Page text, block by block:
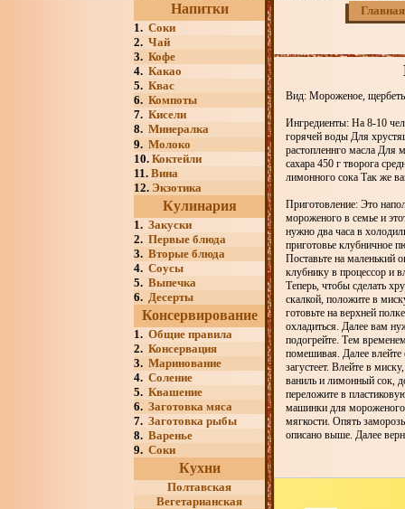
Напитки
1. Соки
2. Чай
3. Кофе
4. Какао
5. Квас
6. Компоты
7. Кисели
8. Минералка
9. Молоко
10. Коктейли
11. Вина
12. Экзотика
Кулинария
1. Закуски
2. Первые блюда
3. Вторые блюда
4. Соусы
5. Выпечка
6. Десерты
Консервирование
1. Общие правила
2. Консервация
3. Маринование
4. Соление
5. Квашение
6. Заготовка мяса
7. Заготовка рыбы
8. Варенье
9. Соки
Кухни
Полтавская
Вегетарианская
Главная
Вид: Мороженое,
Ингредиенты: На 8-10
горячей воды Для
растопленнго масла Для
сахара 450 г творога
лимонного сока Так же
Приготовление: Это
мороженого в семье и
нужно два часа в
приготовье клубничное
Поставьте на маленький
клубнику в процессор и
Теперь, чтобы сделать
скалкой, положите в
готовьте на верхней
охладиться. Далее вам
подогрейте. Тем
помешивая. Далее
загустеет. Влейте в
ваниль и лимонный сок,
переложите в
машинки для
мягкости. Опять
описано выше. Далее